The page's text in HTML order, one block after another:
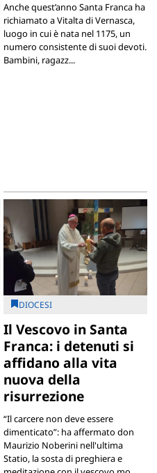
Anche quest’anno Santa Franca ha
richiamato a Vitalta di Vernasca,
luogo in cui è nata nel 1175, un
numero consistente di suoi devoti.
Bambini, ragazz...
DIOCESI
Il Vescovo in Santa
Franca: i detenuti si
affidano alla vita
nuova della
risurrezione
“Il carcere non deve essere
dimenticato”: ha affermato don
Maurizio Noberini nell'ultima
Statio, la sosta di preghiera e